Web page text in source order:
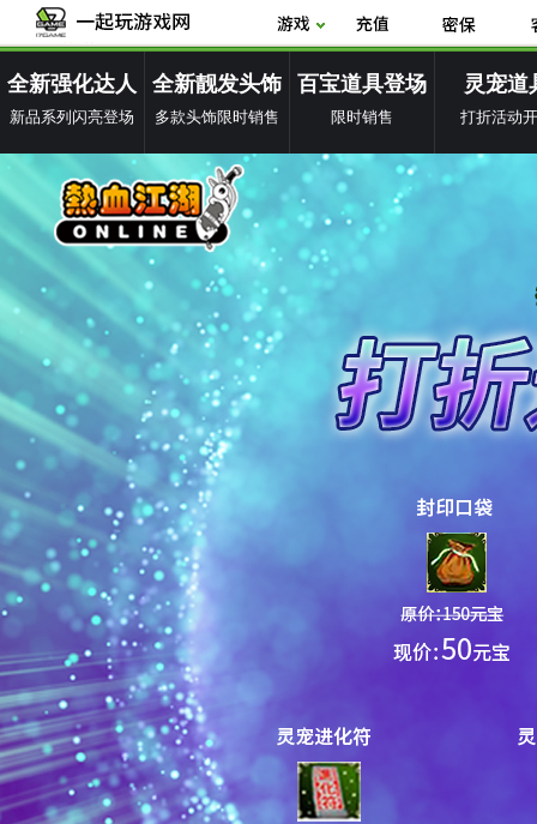
全新强化达人
新品系列闪亮登场
全新靓发头饰
多款头饰限时销售
百宝道具登场
限时销售
灵宠道
打折活动